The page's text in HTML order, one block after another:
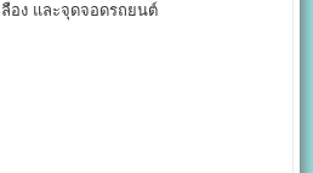
อง และจุดจอดรถยนต์